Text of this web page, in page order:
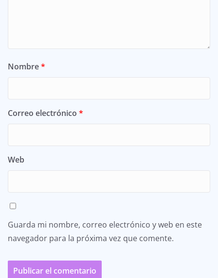
Nombre*
Correo electrónico *
Web
Guarda mi nombre, correo electrónico y web en este
navegador para la próxima vez que comente.